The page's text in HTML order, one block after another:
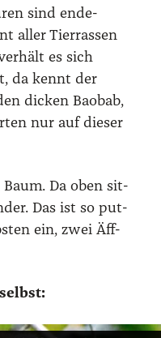
sind ende­
aller Tier­ras­sen
es sich
da kennt der
dicken Bao­bab,
nur auf die­ser
Da oben sit­
Das ist so put­
ein, zwei Äff­